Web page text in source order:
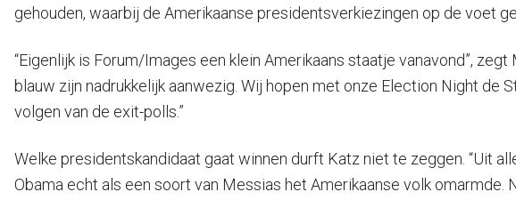
gehouden, waarbij de Amerikaanse presidentsverkiezingen op de voet
“Eigenlijk is Forum/Images een klein Amerikaans staatje vanavond”,
blauw zijn nadrukkelijk aanwezig. Wij hopen met onze Election Night
volgen van de exit-polls.”
Welke presidentskandidaat gaat winnen durft Katz niet te zeggen. “Uit
Obama echt als een soort van Messias het Amerikaanse volk